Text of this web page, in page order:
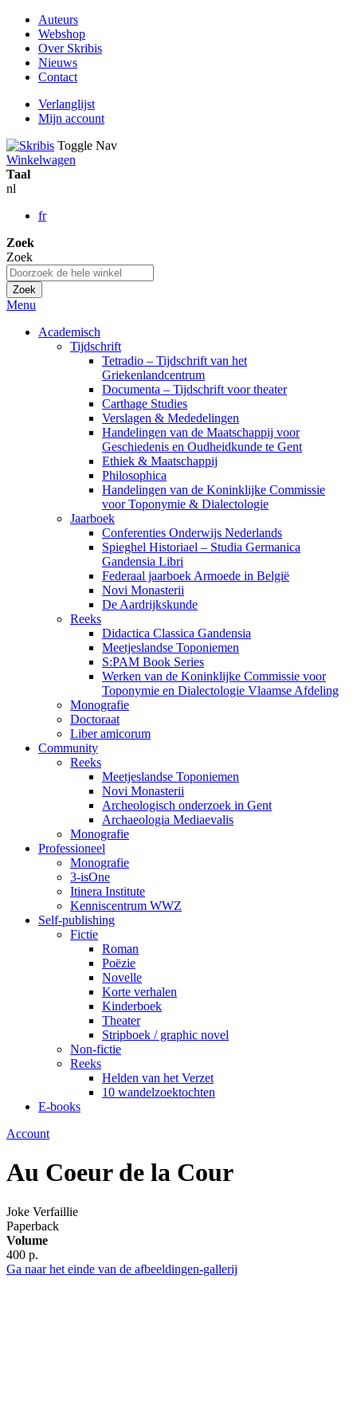
Auteurs
Webshop
Over Skribis
Nieuws
Contact
Verlanglijst
Mijn account
Toggle Nav
Winkelwagen
Taal
nl
fr
Zoek
Zoek
Zoek
Menu
Academisch
Tijdschrift
Tetradio – Tijdschrift van het
Griekenlandcentrum
Documenta – Tijdschrift voor theater
Carthage Studies
Verslagen & Mededelingen
Handelingen van de Maatschappij voor
Geschiedenis en Oudheidkunde te Gent
Ethiek & Maatschappij
Philosophica
Handelingen van de Koninklijke Commissie
voor Toponymie & Dialectologie
Jaarboek
Conferenties Onderwijs Nederlands
Spieghel Historiael – Studia Germanica
Gandensia Libri
Federaal jaarboek Armoede in België
Novi Monasterii
De Aardrijkskunde
Reeks
Didactica Classica Gandensia
Meetjeslandse Toponiemen
S:PAM Book Series
Werken van de Koninklijke Commissie voor
Toponymie en Dialectologie Vlaamse Afdeling
Monografie
Doctoraat
Liber amicorum
Community
Reeks
Meetjeslandse Toponiemen
Novi Monasterii
Archeologisch onderzoek in Gent
Archaeologia Mediaevalis
Monografie
Professioneel
Monografie
3-isOne
Itinera Institute
Kenniscentrum WWZ
Self-publishing
Fictie
Roman
Poëzie
Novelle
Korte verhalen
Kinderboek
Theater
Stripboek / graphic novel
Non-fictie
Reeks
Helden van het Verzet
10 wandelzoektochten
E-books
Account
Au Coeur de la Cour
Joke Verfaillie
Paperback
Volume
400 p.
Ga naar het einde van de afbeeldingen-gallerij